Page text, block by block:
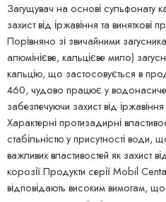
Загущувач на основі сульфонату
захист від іржавіння та виняткові
Порівняно зі звичайними
алюмінієве, кальцієве мило)
кальцію, що застосовується в
460, чудово працює у
забезпечуючи захист від
Характерні протизадирні
стабільністю у присутності води,
важливих властивостей як захист
корозії.Продукти серії Mobil
відповідають високим вимогам,